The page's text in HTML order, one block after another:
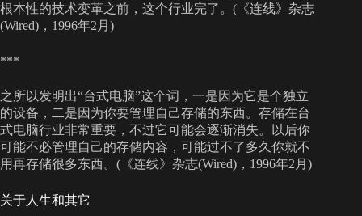
根本性的技术变革之前，这个行业完了。(《连线》杂志
(Wired)，1996年2月)
***
之所以发明出“台式电脑”这个词，一是因为它是个独立
的设备，二是因为你要管理自己存储的东西。存储在台
式电脑行业非常重要，不过它可能会逐渐消失。以后你
可能不必管理自己的存储内容，可能过不了多久你就不
用再存储很多东西。(《连线》杂志(Wired)，1996年2月)
关于人生和其它